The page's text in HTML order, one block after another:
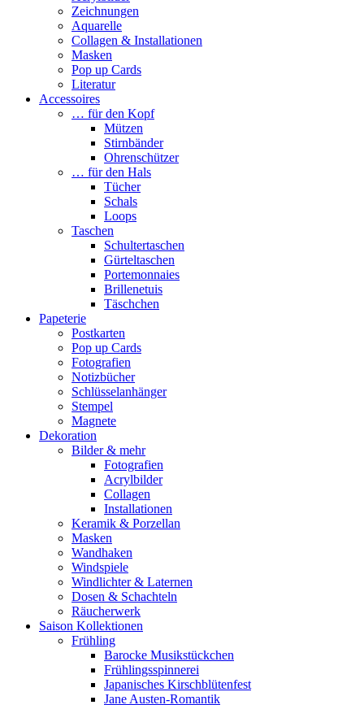
Zeichnungen
Aquarelle
Collagen & Installationen
Masken
Pop up Cards
Literatur
Accessoires
… für den Kopf
Mützen
Stirnbänder
Ohrenschützer
… für den Hals
Tücher
Schals
Loops
Taschen
Schultertaschen
Gürteltaschen
Portemonnaies
Brillenetuis
Täschchen
Papeterie
Postkarten
Pop up Cards
Fotografien
Notizbücher
Schlüsselanhänger
Stempel
Magnete
Dekoration
Bilder & mehr
Fotografien
Acrylbilder
Collagen
Installationen
Keramik & Porzellan
Masken
Wandhaken
Windspiele
Windlichter & Laternen
Dosen & Schachteln
Räucherwerk
Saison Kollektionen
Frühling
Barocke Musikstückchen
Frühlingsspinnerei
Japanisches Kirschblütenfest
Jane Austen-Romantik